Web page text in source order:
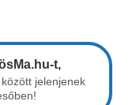
t,
jelenjenek